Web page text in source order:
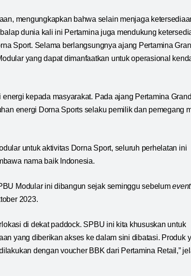
mengungkapkan bahwa selain menjaga
dunia kali ini Pertamina juga mendukung
Sport. Selama berlangsungnya ajang Pertamina
yang dapat dimanfaatkan untuk operasional
kepada masyarakat. Pada ajang Pertamina
energi Dorna Sports selaku pemilik dan pemegang
untuk aktivitas Dorna Sport, seluruh perhelatan ini
nama baik Indonesia.
Modular ini dibangun sejak seminggu sebelumevent
2023.
di dekat paddock. SPBU ini kita khususkan untuk
yang diberikan akses ke dalam sini dibatasi. Produk
dengan voucher BBK dari Pertamina Retail,”